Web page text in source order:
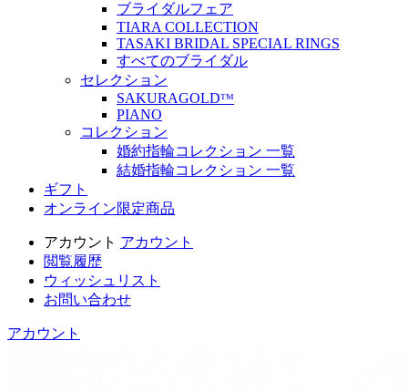
ブライダルフェア
TIARA COLLECTION
TASAKI BRIDAL SPECIAL RINGS
すべてのブライダル
セレクション
SAKURAGOLDᵀᴹ
PIANO
コレクション
婚約指輪コレクション 一覧
結婚指輪コレクション 一覧
ギフト
オンライン限定商品
アカウント アカウント
閲覧履歴
ウィッシュリスト
お問い合わせ
アカウント